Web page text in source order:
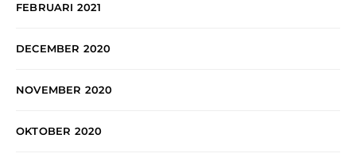
FEBRUARI 2021
DECEMBER 2020
NOVEMBER 2020
OKTOBER 2020